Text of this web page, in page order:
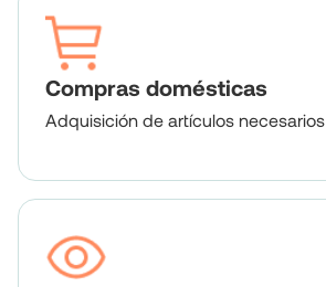
Compras domésticas
Adquisición de artículos necesarios